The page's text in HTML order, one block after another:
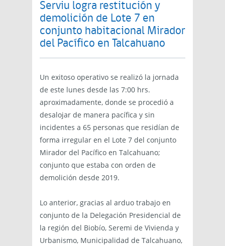
Serviu logra restitución y
demolición de Lote 7 en
conjunto habitacional Mirador
del Pacífico en Talcahuano
Un exitoso operativo se realizó la jornada
de este lunes desde las 7:00 hrs.
aproximadamente, donde se procedió a
desalojar de manera pacífica y sin
incidentes a 65 personas que residían de
forma irregular en el Lote 7 del conjunto
Mirador del Pacífico en Talcahuano;
conjunto que estaba con orden de
demolición desde 2019.
Lo anterior, gracias al arduo trabajo en
conjunto de la Delegación Presidencial de
la región del Biobío, Seremi de Vivienda y
Urbanismo, Municipalidad de Talcahuano,